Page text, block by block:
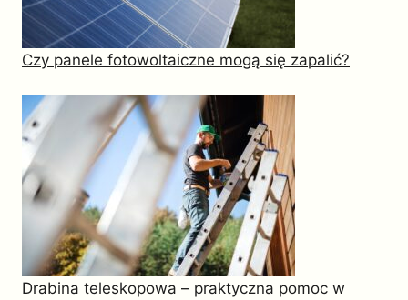
Czy panele fotowoltaiczne mogą się zapalić?
Drabina teleskopowa – praktyczna pomoc w